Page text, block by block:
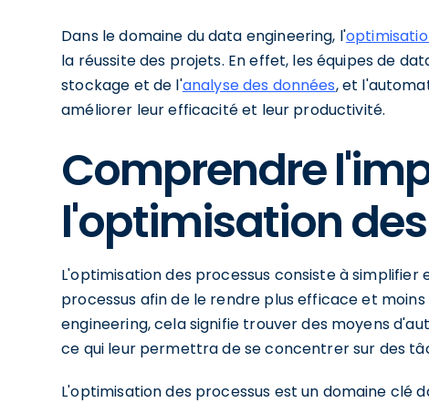
Dans le domaine du data engineering, l'
la réussite des projets. En effet, les équipes de
stockage et de l'analyse des données, et
améliorer leur efficacité et leur productivité.
Comprendre
l'optimisation
L'optimisation des processus consiste à
processus afin de le rendre plus efficace et
engineering, cela signifie trouver des moyens
ce qui leur permettra de se concentrer sur des
L'optimisation des processus est un domaine clé